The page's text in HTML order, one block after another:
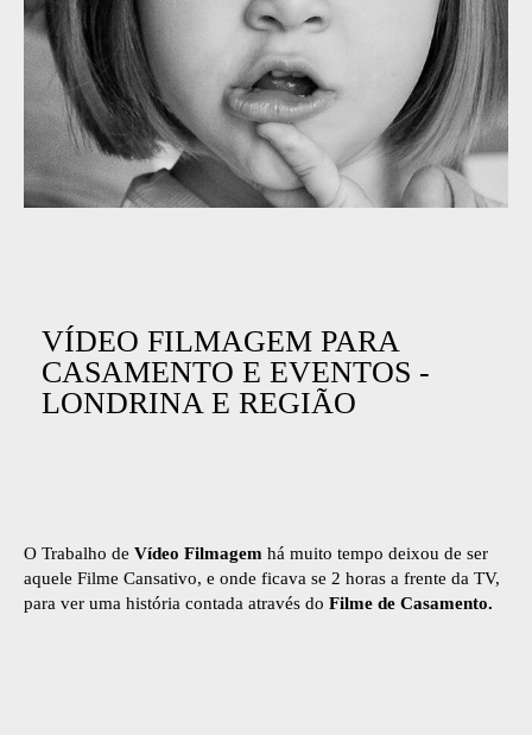
VÍDEO FILMAGEM PARA
CASAMENTO E EVENTOS -
LONDRINA E REGIÃO
O Trabalho de Vídeo Filmagem há muito tempo deixou de ser
aquele Filme Cansativo, e onde ficava se 2 horas a frente da TV,
para ver uma história contada através do Filme de Casamento.